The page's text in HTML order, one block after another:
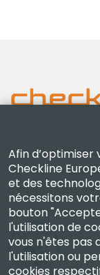
Checkline Europe
de l'étalonnage,
d'instruments de
Afin
Checkline
et des
nécessitons
bouton
l'utilisation de
vous n'êtes pas
l'utilisation ou
cookies